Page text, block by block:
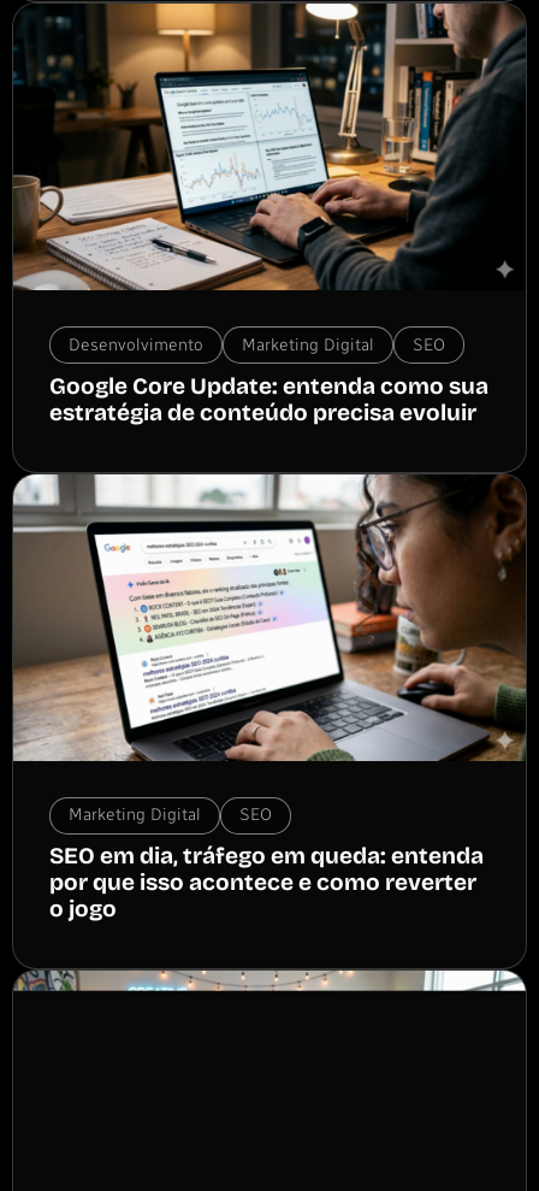
Desenvolvimento Marketing Digital SEO
Google Core Update: entenda como sua
estratégia de conteúdo precisa evoluir
Marketing Digital SEO
SEO em dia, tráfego em queda: entenda
por que isso acontece e como reverter
o jogo